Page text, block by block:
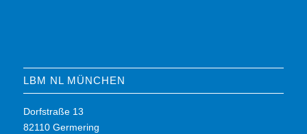
LBM NL MÜNCHEN
Dorfstraße 13
82110 Germering